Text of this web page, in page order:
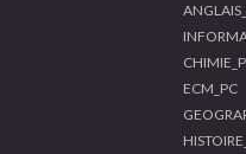
ECM_PC